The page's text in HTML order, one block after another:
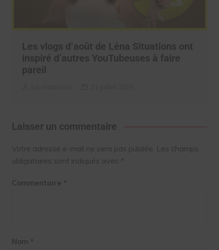
Les vlogs d’août de Léna Situations ont
inspiré d’autres YouTubeuses à faire
pareil
Laisser un commentaire
Votre adresse e-mail ne sera pas publiée. Les champs
obligatoires sont indiqués avec *
Commentaire *
Nom *